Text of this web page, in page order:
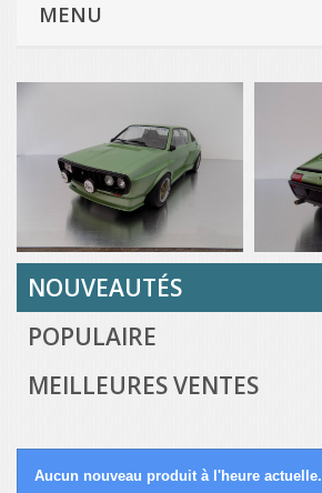
MENU
NOUVEAUTÉS
POPULAIRE
MEILLEURES VENTES
Aucun nouveau produit à l'heure actuelle.